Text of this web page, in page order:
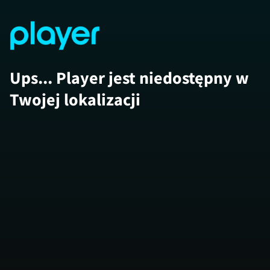
Ups... Player jest niedostępny w
Twojej lokalizacji